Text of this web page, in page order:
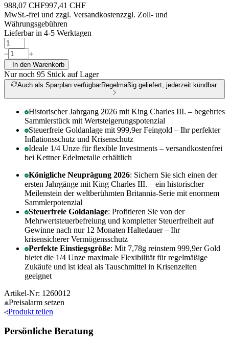
988,07 CHF997,41 CHF
MwSt.-frei und zzgl. Versandkostenzzgl. Zoll- und
Währungsgebühren
Lieferbar in 4-5 Werktagen
In den Warenkorb
Nur noch 95 Stück auf Lager
Auch als Sparplan verfügbarRegelmäßig geliefert, jederzeit kündbar.
Historischer Jahrgang 2026 mit King Charles III. – begehrtes
Sammlerstück mit Wertsteigerungspotenzial
Steuerfreie Goldanlage mit 999,9er Feingold – Ihr perfekter
Inflationsschutz und Krisenschutz
Ideale 1/4 Unze für flexible Investments – versandkostenfrei
bei Kettner Edelmetalle erhältlich
Königliche Neuprägung 2026: Sichern Sie sich einen der
ersten Jahrgänge mit King Charles III. – ein historischer
Meilenstein der weltberühmten Britannia-Serie mit enormem
Sammlerpotenzial
Steuerfreie Goldanlage: Profitieren Sie von der
Mehrwertsteuerbefreiung und kompletter Steuerfreiheit auf
Gewinne nach nur 12 Monaten Haltedauer – Ihr
krisensicherer Vermögensschutz
Perfekte Einstiegsgröße: Mit 7,78g reinstem 999,9er Gold
bietet die 1/4 Unze maximale Flexibilität für regelmäßige
Zukäufe und ist ideal als Tauschmittel in Krisenzeiten
geeignet
Artikel-Nr: 1260012
Preisalarm setzen
Produkt teilen
Persönliche Beratung